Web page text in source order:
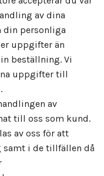
av dina
din personliga
uppgifter än
beställning. Vi
uppgifter till
av
till oss som kund.
av oss för att
samt i de tillfällen då